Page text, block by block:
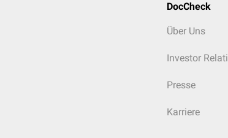
DocCheck
Über Uns
Investor
Presse
Karriere